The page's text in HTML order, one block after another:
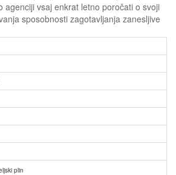
agenciji vsaj enkrat letno poročati o svoji
sposobnosti zagotavljanja zanesljive
plin